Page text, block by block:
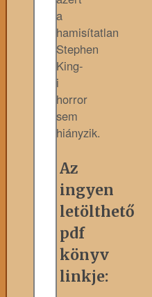
a
hamisítatlan
Stephen
King-
i
horror
sem
hiányzik.
Az
ingyen
letölthető
pdf
könyv
linkje: